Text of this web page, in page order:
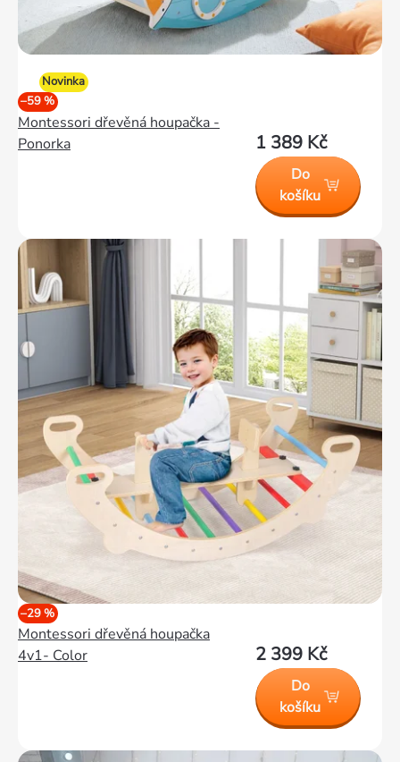
Novinka
–59 %
Montessori dřevěná houpačka -
Ponorka
1 389 Kč
Do
košíku
–29 %
Montessori dřevěná houpačka
4v1- Color
2 399 Kč
Do
košíku